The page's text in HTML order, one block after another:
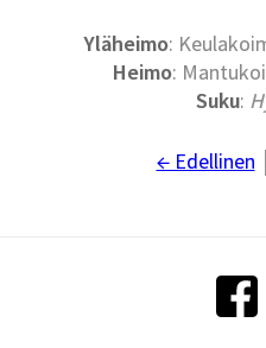
Yläheimo:
Heimo:
Suku:
← Edellinen